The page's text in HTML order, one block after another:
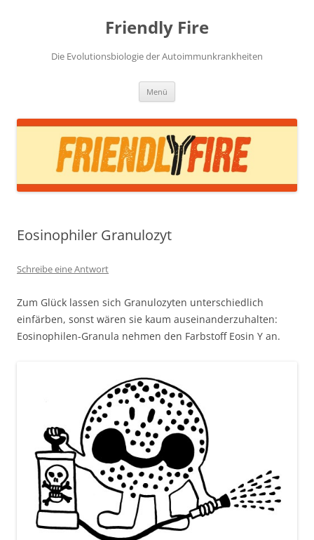
Friendly Fire
Die Evolutionsbiologie der Autoimmunkrankheiten
Menü
Eosinophiler Granulozyt
Schreibe eine Antwort
Zum Glück lassen sich Granulozyten unterschiedlich
einfärben, sonst wären sie kaum auseinanderzuhalten:
Eosinophilen-Granula nehmen den Farbstoff Eosin Y an.